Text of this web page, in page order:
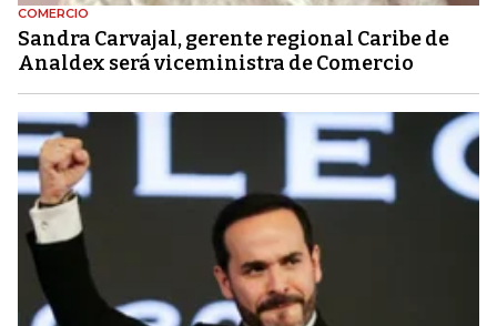
COMERCIO
Sandra Carvajal, gerente regional Caribe de
Analdex será viceministra de Comercio